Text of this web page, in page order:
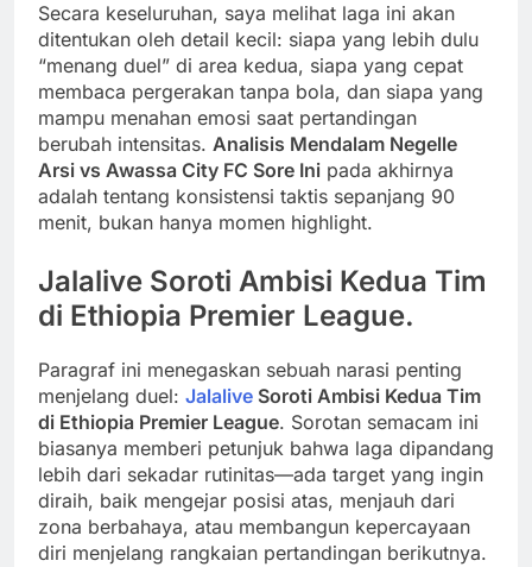
Secara keseluruhan, saya melihat laga ini akan
ditentukan oleh detail kecil: siapa yang lebih dulu
“menang duel” di area kedua, siapa yang cepat
membaca pergerakan tanpa bola, dan siapa yang
mampu menahan emosi saat pertandingan
berubah intensitas. Analisis Mendalam Negelle
Arsi vs Awassa City FC Sore Ini pada akhirnya
adalah tentang konsistensi taktis sepanjang 90
menit, bukan hanya momen highlight.
Jalalive Soroti Ambisi Kedua Tim
di Ethiopia Premier League.
Paragraf ini menegaskan sebuah narasi penting
menjelang duel: Jalalive Soroti Ambisi Kedua Tim
di Ethiopia Premier League. Sorotan semacam ini
biasanya memberi petunjuk bahwa laga dipandang
lebih dari sekadar rutinitas—ada target yang ingin
diraih, baik mengejar posisi atas, menjauh dari
zona berbahaya, atau membangun kepercayaan
diri menjelang rangkaian pertandingan berikutnya.